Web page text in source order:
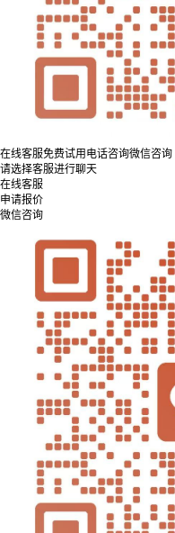
在线客服免费试用 电话咨询微信咨询
请选择客服进行聊天
在线客服
申请报价
微信咨询